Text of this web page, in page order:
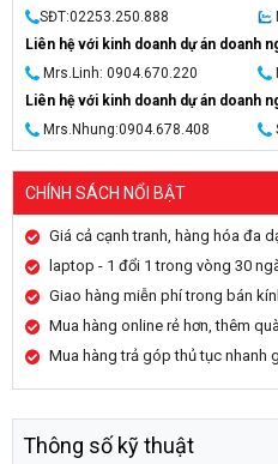
SĐT:02253.250.888
Liên hệ với kinh doanh dự án doanh
Mrs.Linh: 0904.670.220
Liên hệ với kinh doanh dự án doanh
Mrs.Nhung:0904.678.408
CHÍNH SÁCH NỔI BẬT
Giá cả cạnh tranh, hàng hóa đa
laptop - 1 đổi 1 trong vòng 30
Giao hàng miễn phí trong bán
Mua hàng online rẻ hơn, thêm quà
Mua hàng trả góp thủ tục nhanh
Thông số kỹ thuật